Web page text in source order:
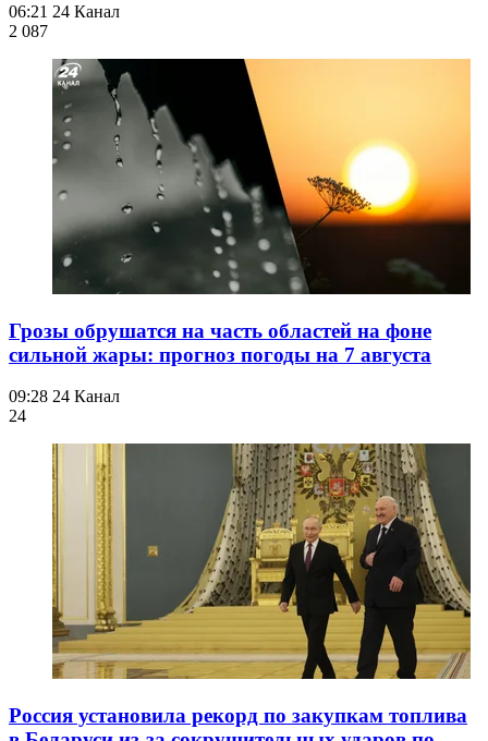
06:21 24 Канал
2 087
Грозы обрушатся на часть областей на фоне
сильной жары: прогноз погоды на 7 августа
09:28 24 Канал
24
Россия установила рекорд по закупкам топлива